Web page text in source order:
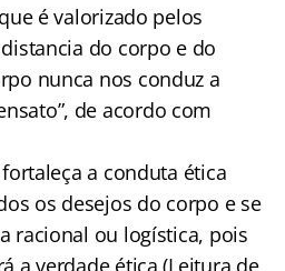
é valorizado pelos
do corpo e do
nunca nos conduz a
de acordo com
a conduta ética
os desejos do corpo e se
racional ou logística, pois
a verdade ética (Leitura de